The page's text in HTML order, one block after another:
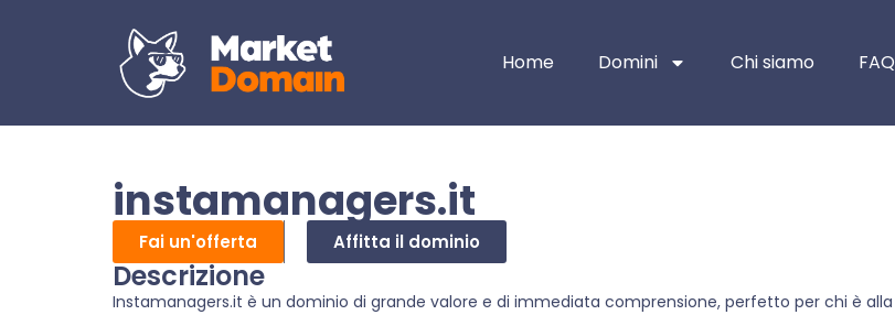
Home Domini Chi siamo FAQ
instamanagers.it
Fai un'offerta Affitta il dominio
Descrizione
Instamanagers.it è un dominio di grande valore e di immediata comprensione, perfetto per chi è alla